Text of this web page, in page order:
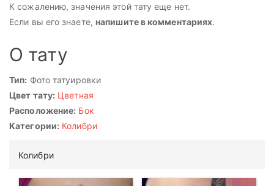
К сожалению, значения этой тату еще нет.
Если вы его знаете, напишите в комментариях.
О тату
Тип: Фото татуировки
Цвет тату: Цветная
Расположение: Бок
Категории: Колибри
Колибри